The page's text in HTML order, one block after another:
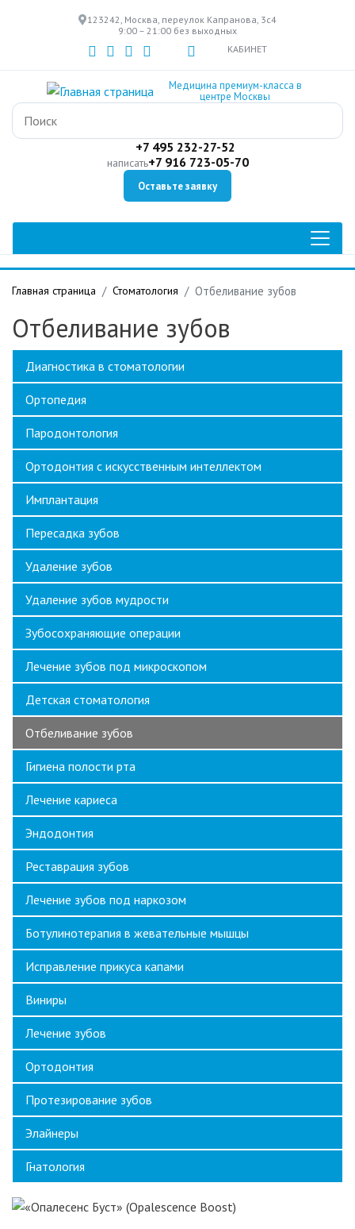
к
основному
содержанию
123242, Москва, переулок Капранова, 3с4
9:00 – 21:00 без выходных
КАБИНЕТ
Медицина премиум-класса в
центре Москвы
+7 495 232-27-52
написать+7 916 723-05-70
Оставьте заявку
Главная страница Стоматология Отбеливание зубов
Отбеливание зубов
Диагностика в стоматологии
Ортопедия
Пародонтология
Ортодонтия с искусственным интеллектом
Имплантация
Пересадка зубов
Удаление зубов
Удаление зубов мудрости
Зубосохраняющие операции
Лечение зубов под микроскопом
Детская стоматология
Отбеливание зубов
Гигиена полости рта
Лечение кариеса
Эндодонтия
Реставрация зубов
Лечение зубов под наркозом
Ботулинотерапия в жевательные мышцы
Исправление прикуса капами
Виниры
Лечение зубов
Ортодонтия
Протезирование зубов
Элайнеры
Гнатология